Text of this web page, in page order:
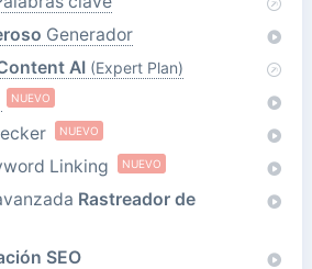
Generador
AI (Expert Plan)
NUEVO
NUEVO
Linking NUEVO
Rastreador de
SEO